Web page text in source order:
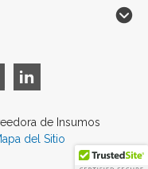
de Insumos
del Sitio